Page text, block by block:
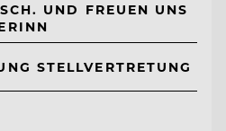
UND FREUEN UNS
STELLVERTRETUNG